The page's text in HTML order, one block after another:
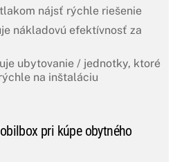
nájsť rýchle riešenie
nákladovú efektívnosť za
ubytovanie / jednotky, ktoré
na inštaláciu
pri kúpe obytného